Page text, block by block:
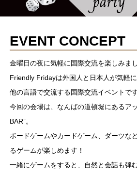
EVENT CONCEPT
金曜日の夜に気軽に国際交流を楽しみま
Friendly Fridayは外国人と日本人が気軽
他の言語で交流する国際交流イベントです
今回の会場は、なんばの道頓堀にあるア
BAR”。
ボードゲームやカードゲーム、ダーツな
るゲームが楽しめます！
一緒にゲームをすると、自然と会話も弾